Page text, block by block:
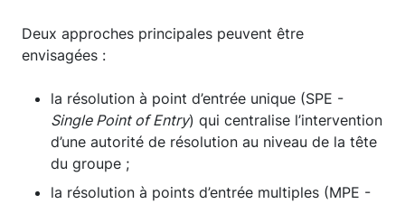
Deux approches principales peuvent être
envisagées :
la résolution à point d’entrée unique (SPE -
Single Point of Entry) qui centralise l’intervention
d’une autorité de résolution au niveau de la tête
du groupe ;
la résolution à points d’entrée multiples (MPE -